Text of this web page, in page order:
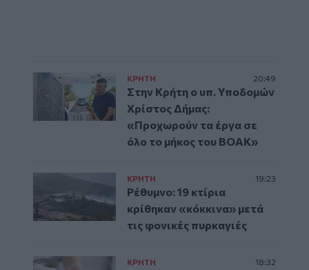
ΚΡΗΤΗ 20:49
Στην Κρήτη ο υπ. Υποδομών
Χρίστος Δήμας:
«Προχωρούν τα έργα σε
όλο το μήκος του ΒΟΑΚ»
ΚΡΗΤΗ 19:23
Ρέθυμνο: 19 κτίρια
κρίθηκαν «κόκκινα» μετά
τις φονικές πυρκαγιές
ΚΡΗΤΗ 18:32